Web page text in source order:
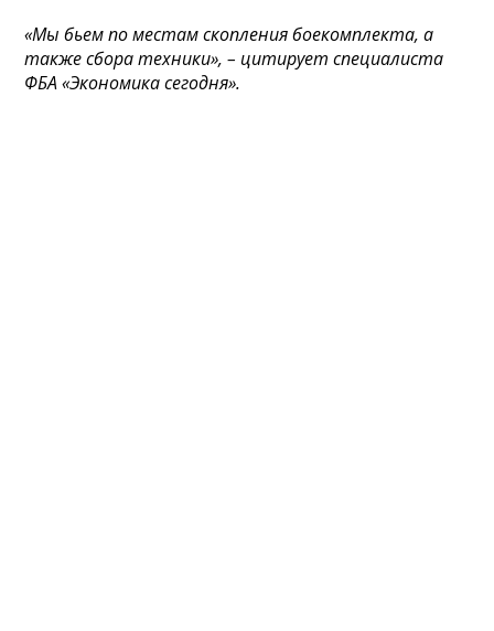
«Мы бьем по местам скопления боекомплекта, а
также сбора техники», – цитирует специалиста
ФБА «Экономика сегодня».